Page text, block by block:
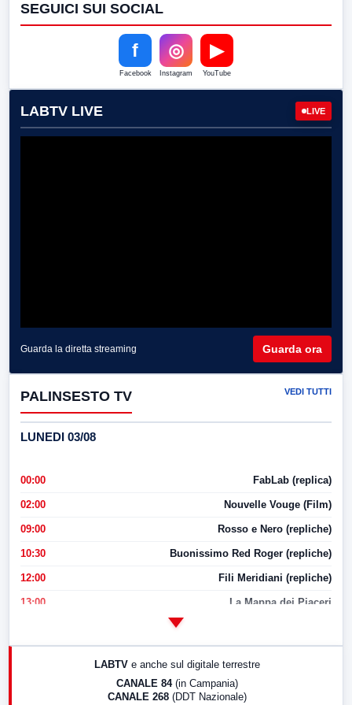
SEGUICI SUI SOCIAL
f
Facebook
◎
Instagram
▶
YouTube
LABTV LIVE LIVE
Guarda la diretta streaming Guarda ora
PALINSESTO TV VEDI TUTTI
LUNEDI 03/08
00:00 FabLab (replica)
02:00 Nouvelle Vouge (Film)
09:00 Rosso e Nero (repliche)
10:30 Buonissimo Red Roger (repliche)
12:00 Fili Meridiani (repliche)
13:00 La Mappa dei Piaceri
LABTV e anche sul digitale terrestre
CANALE 84 (in Campania)
CANALE 268 (DDT Nazionale)